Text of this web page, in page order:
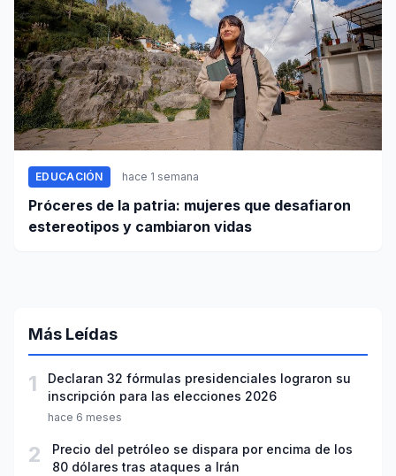
EDUCACIÓN hace 1 semana
Próceres de la patria: mujeres que desafiaron
estereotipos y cambiaron vidas
Más Leídas
1
Declaran 32 fórmulas presidenciales lograron su
inscripción para las elecciones 2026
hace 6 meses
2
Precio del petróleo se dispara por encima de los
80 dólares tras ataques a Irán